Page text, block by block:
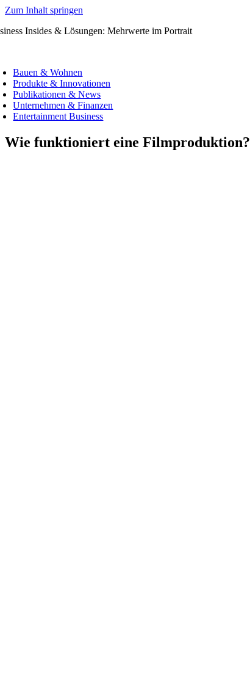
Zum Inhalt springen
Insides & Lösungen: Mehrwerte im Portrait
Bauen & Wohnen
Produkte & Innovationen
Publikationen & News
Unternehmen & Finanzen
Entertainment Business
Wie funktioniert eine Filmproduktion?